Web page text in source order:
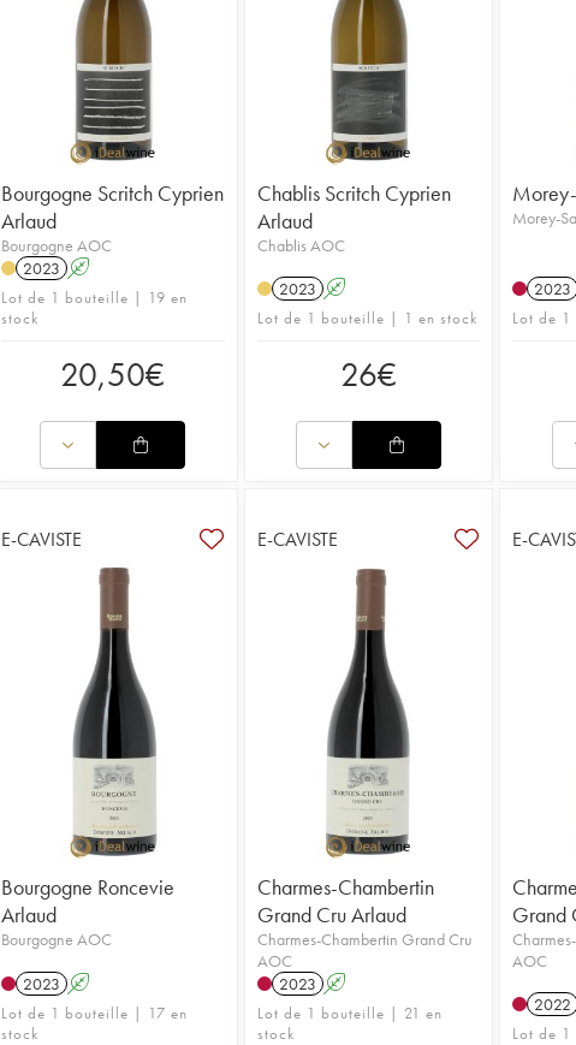
Plus d'informations :
Bourgogne Scritch Cyprien
Arlaud
Bourgogne AOC
2023 A
Lot de 1 bouteille | 19 en
stock
20,50€
Chablis Scritch Cyprien
Arlaud
Chablis AOC
2023 A
Lot de 1 bouteille | 1 en stock
26€
Morey-
2023
Lot de
E-CAVISTE
Bourgogne Roncevie
Arlaud
Bourgogne AOC
2023 A
Lot de 1 bouteille | 17 en
stock
E-CAVISTE
Charmes-Chambertin
Grand Cru Arlaud
Charmes-Chambertin Grand Cru
AOC
2023 A
Lot de 1 bouteille | 21 en
stock
E-
Grand
AOC
2022
Lot de